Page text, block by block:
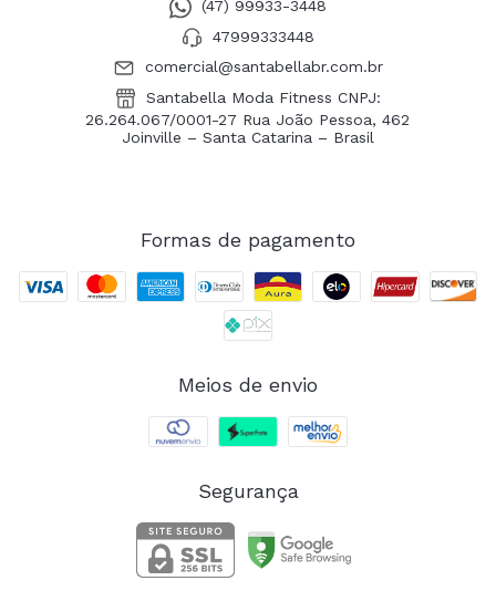
(47) 99933-3448
47999333448
comercial@santabellabr.com.br
Santabella Moda Fitness CNPJ:
26.264.067/0001-27 Rua João Pessoa, 462
Joinville – Santa Catarina – Brasil
Formas de pagamento
Meios de envio
Segurança